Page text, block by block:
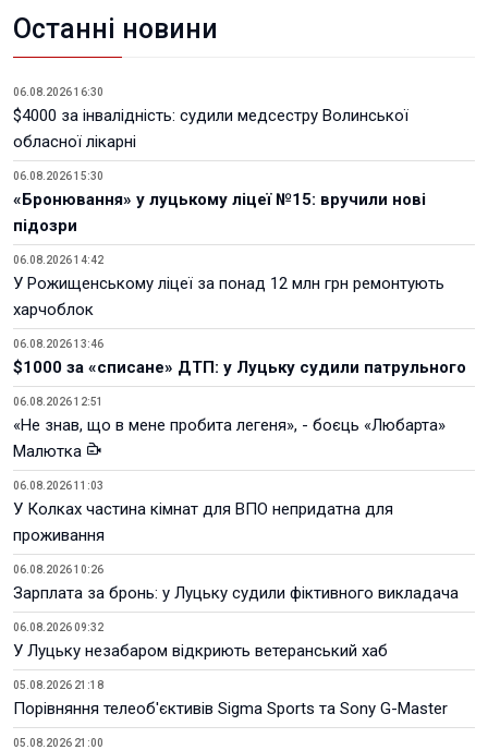
Останні новини
06.08.2026 16:30
$4000 за інвалідність: судили медсестру Волинської
обласної лікарні
06.08.2026 15:30
«Бронювання» у луцькому ліцеї №15: вручили нові
підозри
06.08.2026 14:42
У Рожищенському ліцеї за понад 12 млн грн ремонтують
харчоблок
06.08.2026 13:46
$1000 за «списане» ДТП: у Луцьку судили патрульного
06.08.2026 12:51
«Не знав, що в мене пробита легеня», - боєць «Любарта»
Малютка
06.08.2026 11:03
У Колках частина кімнат для ВПО непридатна для
проживання
06.08.2026 10:26
Зарплата за бронь: у Луцьку судили фіктивного викладача
06.08.2026 09:32
У Луцьку незабаром відкриють ветеранський хаб
05.08.2026 21:18
Порівняння телеоб'єктивів Sigma Sports та Sony G-Master
05.08.2026 21:00